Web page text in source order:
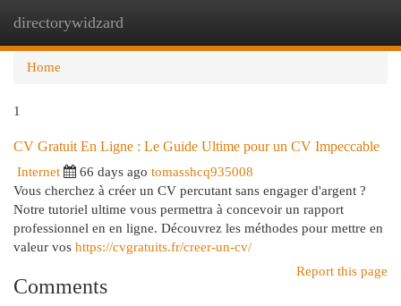
directorywidzard
Home
1
CV Gratuit En Ligne : Le Guide Ultime pour un CV Impeccable
Internet 66 days ago tomasshcq935008
Vous cherchez à créer un CV percutant sans engager d'argent ?
Notre tutoriel ultime vous permettra à concevoir un rapport
professionnel en en ligne. Découvrez les méthodes pour mettre en
valeur vos https://cvgratuits.fr/creer-un-cv/
Report this page
Comments